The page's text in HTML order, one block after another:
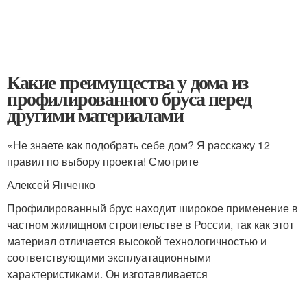
Какие преимущества у дома из
профилированного бруса перед
другими материалами
«Не знаете как подобрать себе дом? Я расскажу 12
правил по выбору проекта! Смотрите
Алексей Янченко
Профилированный брус находит широкое применение в
частном жилищном строительстве в России, так как этот
материал отличается высокой технологичностью и
соответствующими эксплуатационными
характеристиками. Он изготавливается